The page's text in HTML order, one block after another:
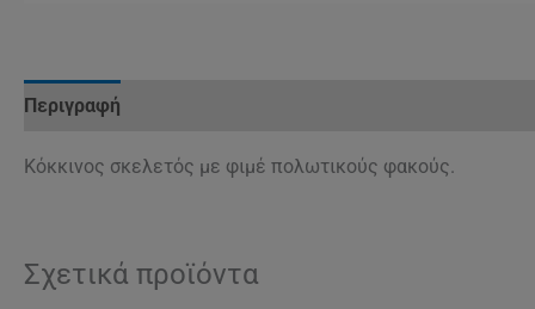
Περιγραφή
Κόκκινος σκελετός με φιμέ πολωτικούς φακούς.
Σχετικά προϊόντα